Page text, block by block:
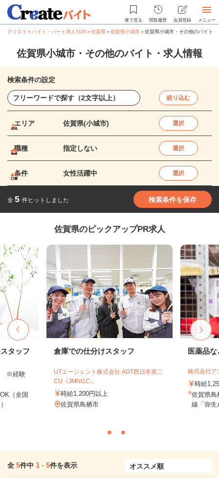
後で見る 閲覧履歴 会員登録 メニュー
クリエイトバイト・パート求人TOP ＞佐賀県＞佐賀県小城市＞佐賀県小城市・その他のバイト
佐賀県小城市・その他のバイト・求人情報
検索条件の設定
絞り込む
エリア 佐賀県(小城市) 選択
職種 指定しない 選択
条件 女性活躍中 選択
全 5 件ヒットしました 検索条件を保存
佐賀県のピックアップPR求人
タッフ
※経験
（全国
倉庫での仕分けスタッフ
UTエージェント株式会社 AGT西日本第二
CU《JMNI1C...
時給1,200円以上
佐賀県鳥栖市
医薬品
株式会社
時給
佐賀県鳥
線「弥生
全 5件中 1 - 5件を表示